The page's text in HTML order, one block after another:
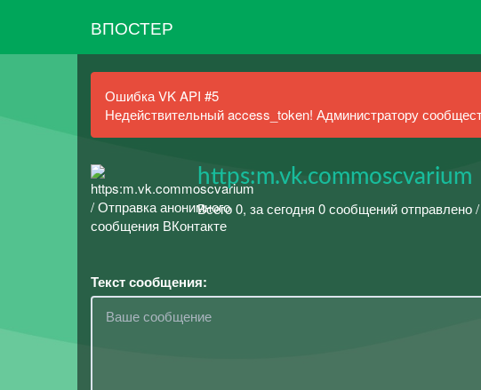
ВПОСТЕР
Ошибка VK API #5
Недействительный access_token! Администратору
https:m.vk.commoscvarium
Всего 0, за сегодня 0 сообщений отправлено
Текст сообщения: